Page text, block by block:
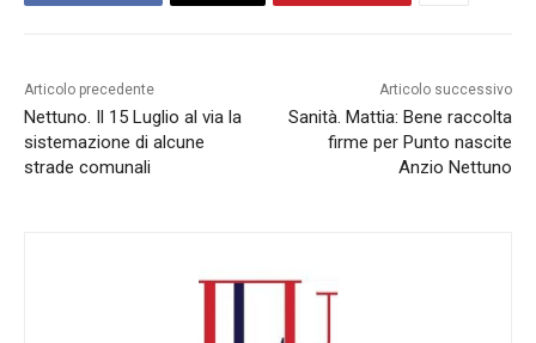
Articolo precedente
Nettuno. Il 15 Luglio al via la
sistemazione di alcune
strade comunali
Articolo successivo
Sanità. Mattia: Bene raccolta
firme per Punto nascite
Anzio Nettuno